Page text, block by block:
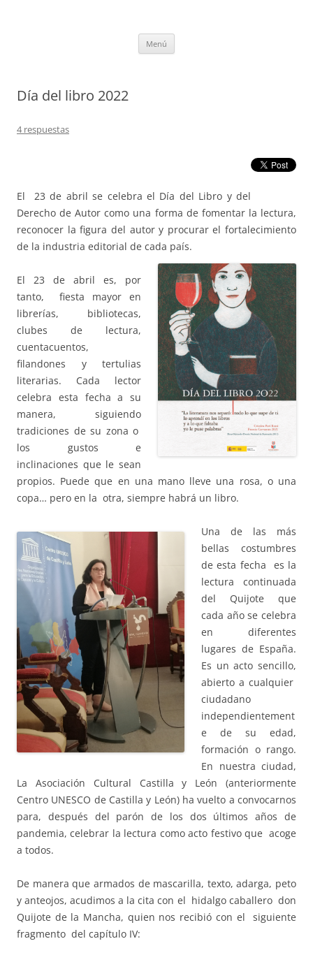
Menú
Día del libro 2022
4 respuestas
El 23 de abril se celebra el Día del Libro y del
Derecho de Autor como una forma de fomentar la lectura,
reconocer la figura del autor y procurar el fortalecimiento
de la industria editorial de cada país.
El 23 de abril es, por
tanto, fiesta mayor en
librerías, bibliotecas,
clubes de lectura,
cuentacuentos,
filandones y tertulias
literarias. Cada lector
celebra esta fecha a su
manera, siguiendo
tradiciones de su zona o
los gustos e
inclinaciones que le sean
propios. Puede que en una mano lleve una rosa, o una
copa… pero en la otra, siempre habrá un libro.
Una de las más
bellas costumbres
de esta fecha es la
lectura continuada
del Quijote que
cada año se celebra
en diferentes
lugares de España.
Es un acto sencillo,
abierto a cualquier
ciudadano
independientement
e de su edad,
formación o rango.
En nuestra ciudad,
La Asociación Cultural Castilla y León (anteriormente
Centro UNESCO de Castilla y León) ha vuelto a convocarnos
para, después del parón de los dos últimos años de
pandemia, celebrar la lectura como acto festivo que acoge
a todos.
De manera que armados de mascarilla, texto, adarga, peto
y anteojos, acudimos a la cita con el hidalgo caballero don
Quijote de la Mancha, quien nos recibió con el siguiente
fragmento del capítulo IV: